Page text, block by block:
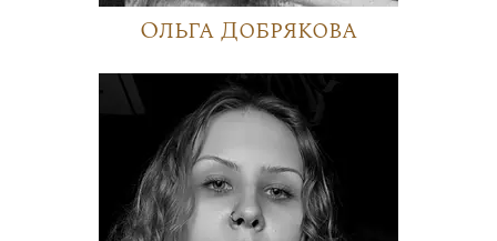
Ольга Добрякова